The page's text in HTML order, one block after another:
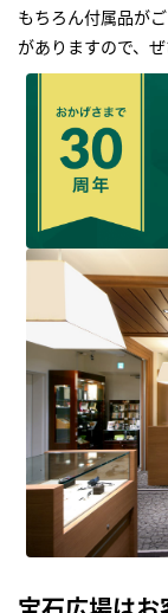
もちろん付属品が
がありますので、